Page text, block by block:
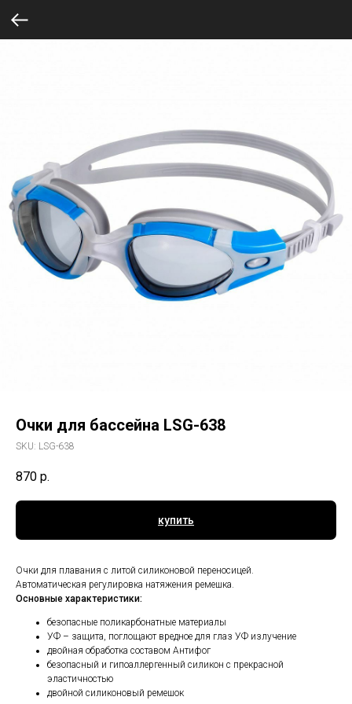
Очки для бассейна LSG-638
SKU: LSG-638
870 р.
купить
Очки для плавания с литой силиконовой переносицей.
Автоматическая регулировка натяжения ремешка.
Основные характеристики:
безопасные поликарбонатные материалы
УФ – защита, поглощают вредное для глаз УФ излучение
двойная обработка составом Антифог
безопасный и гипоаллергенный силикон с прекрасной
эластичностью
двойной силиконовый ремешок